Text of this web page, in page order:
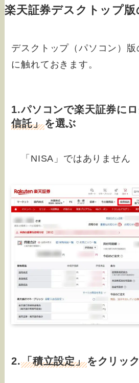
楽天証券デスクトップ版
デスクトップ（パソコン）
に触れておきます。
1.パソコンで楽天証券に
信託」を選ぶ
「NISA」ではありません
2.「積立設定」をクリッ